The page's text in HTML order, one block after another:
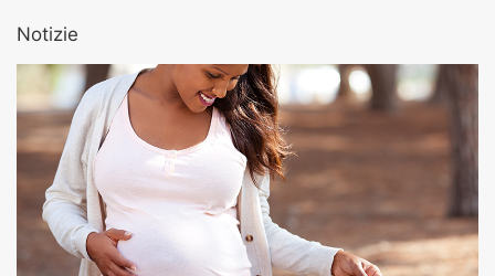
Notizie